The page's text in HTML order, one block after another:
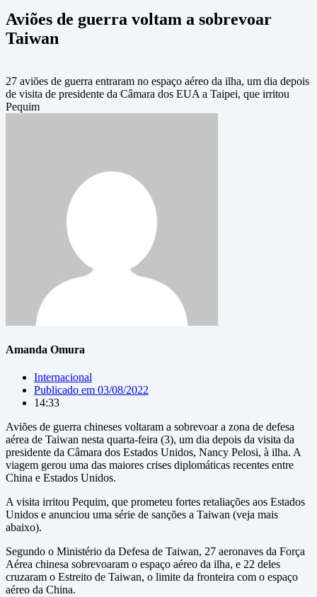
Aviões de guerra voltam a sobrevoar
Taiwan
27 aviões de guerra entraram no espaço aéreo da ilha, um dia depois
de visita de presidente da Câmara dos EUA a Taipei, que irritou
Pequim
Amanda Omura
Internacional
Publicado em 03/08/2022
14:33
Aviões de guerra chineses voltaram a sobrevoar a zona de defesa
aérea de Taiwan nesta quarta-feira (3), um dia depois da visita da
presidente da Câmara dos Estados Unidos, Nancy Pelosi, à ilha. A
viagem gerou uma das maiores crises diplomáticas recentes entre
China e Estados Unidos.
A visita irritou Pequim, que prometeu fortes retaliações aos Estados
Unidos e anunciou uma série de sanções a Taiwan (veja mais
abaixo).
Segundo o Ministério da Defesa de Taiwan, 27 aeronaves da Força
Aérea chinesa sobrevoaram o espaço aéreo da ilha, e 22 deles
cruzaram o Estreito de Taiwan, o limite da fronteira com o espaço
aéreo da China.